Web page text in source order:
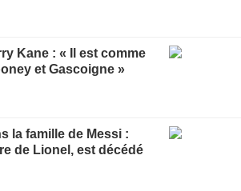
Kane : « Il est comme
et Gascoigne »
la famille de Messi :
de Lionel, est décédé